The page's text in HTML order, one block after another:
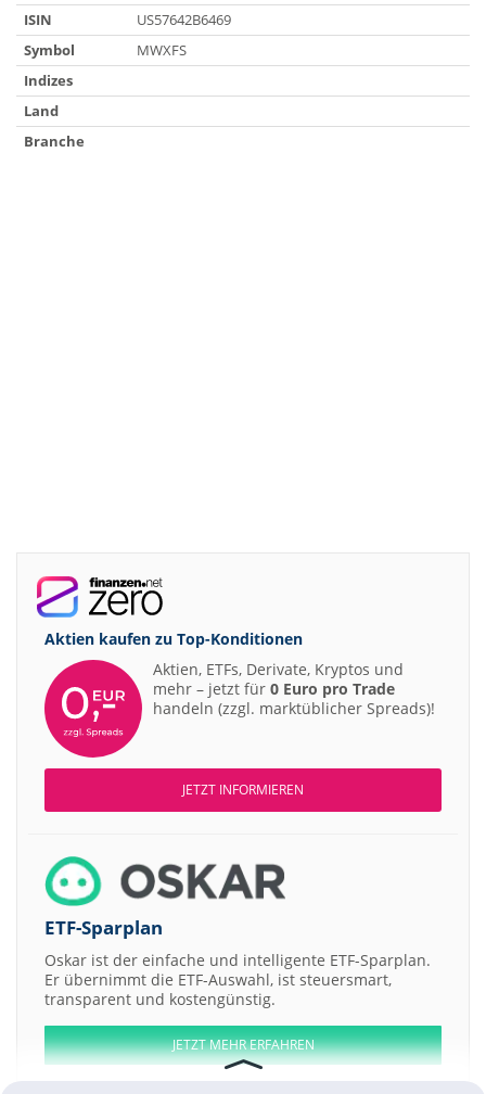
ISIN
US57642B6469
Symbol
MWXFS
Indizes
Land
Branche
Aktien kaufen zu Top-Konditionen
Aktien, ETFs, Derivate, Kryptos und
mehr – jetzt für 0 Euro pro Trade
handeln (zzgl. marktüblicher Spreads)!
JETZT INFORMIEREN
ETF-Sparplan
Oskar ist der einfache und intelligente ETF-Sparplan.
Er übernimmt die ETF-Auswahl, ist steuersmart,
transparent und kostengünstig.
JETZT MEHR ERFAHREN